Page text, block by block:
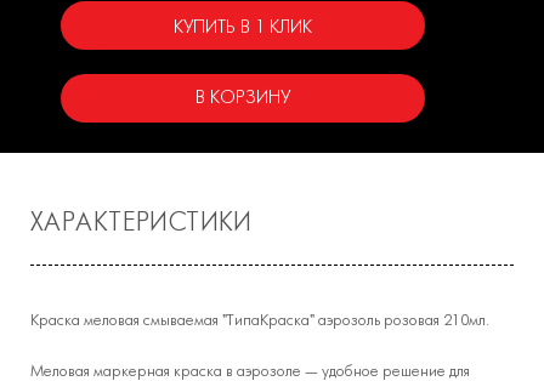
КУПИТЬ В 1 КЛИК
В КОРЗИНУ
ХАРАКТЕРИСТИКИ
Краска меловая смываемая "ТипаКраска" аэрозоль розовая 210мл.
Меловая маркерная краска в аэрозоле — удобное решение для